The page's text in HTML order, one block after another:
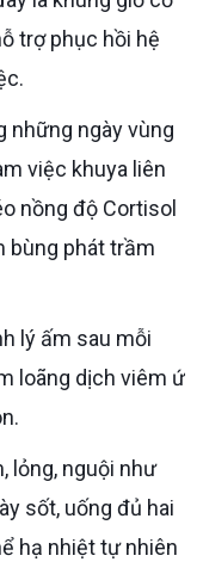
trợ phục hồi hệ
việc khuya liên
nồng độ Cortisol
bùng phát trầm
loãng dịch viêm ứ
sốt, uống đủ hai
hạ nhiệt tự nhiên